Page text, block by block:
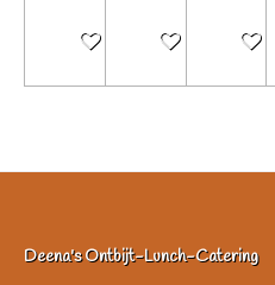
Bekijk detailsBekijk detailsBekijk
Deena's Ontbijt-Lunch-Catering